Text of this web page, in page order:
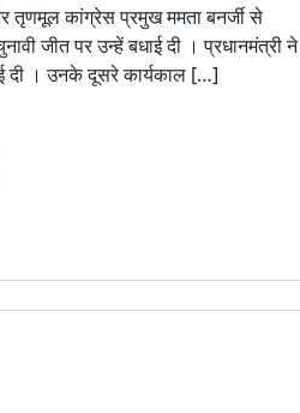
तृणमूल कांग्रेस प्रमुख ममता बनर्जी से
जीत पर उन्हें बधाई दी । प्रधानमंत्री ने
दी । उनके दूसरे कार्यकाल […]